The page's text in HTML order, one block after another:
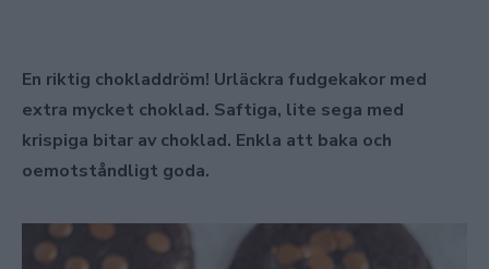
En riktig chokladdröm! Urläckra fudgekakor med
extra mycket choklad. Saftiga, lite sega med
krispiga bitar av choklad. Enkla att baka och
oemotståndligt goda.